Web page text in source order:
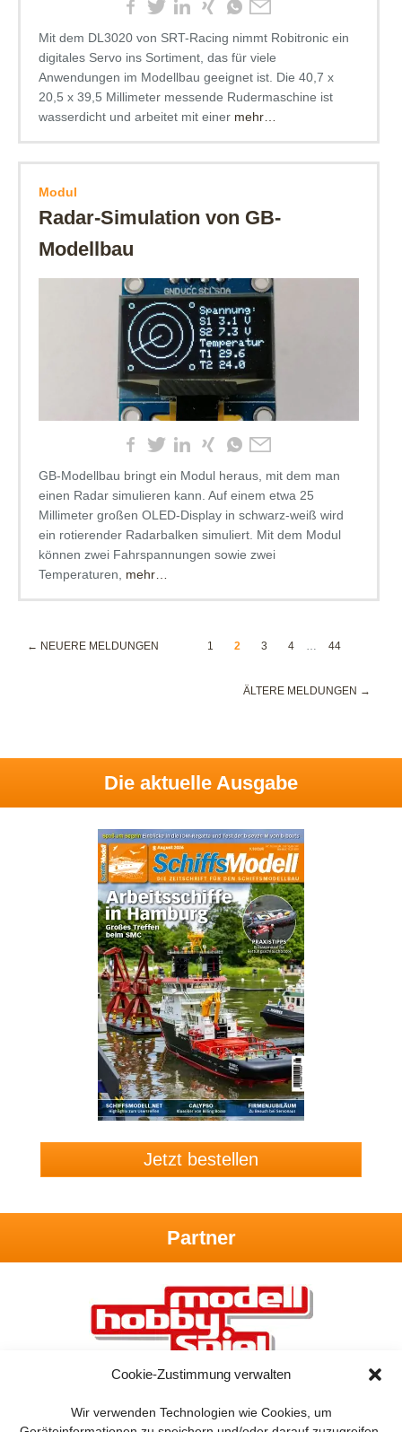
Cookie-Zustimmung verwalten
Wir verwenden Technologien wie Cookies, um
Mit dem DL3020 von SRT-Racing nimmt Robitronic ein
digitales Servo ins Sortiment, das für viele
Anwendungen im Modellbau geeignet ist. Die 40,7 x
20,5 x 39,5 Millimeter messende Rudermaschine ist
wasserdicht und arbeitet mit einer mehr…
Modul
Radar-Simulation von GB-
Modellbau
GB-Modellbau bringt ein Modul heraus, mit dem man
einen Radar simulieren kann. Auf einem etwa 25
Millimeter großen OLED-Display in schwarz-weiß wird
ein rotierender Radarbalken simuliert. Mit dem Modul
können zwei Fahrspannungen sowie zwei
Temperaturen, mehr…
← NEUERE MELDUNGEN 1 2 3 4 … 44
ÄLTERE MELDUNGEN →
Die aktuelle Ausgabe
Jetzt bestellen
Partner